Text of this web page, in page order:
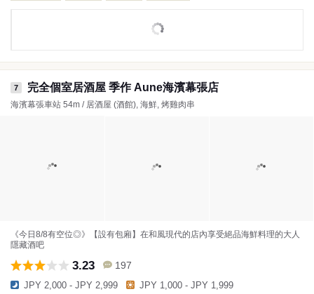
7 完全個室居酒屋 季作 Aune海濱幕張店
海濱幕張車站 54m / 居酒屋 (酒館), 海鮮, 烤雞肉串
《今日8/8有空位◎》【設有包廂】在和風現代的店內享受絕品海鮮料理的大人
隱藏酒吧
3.23 197
JPY 2,000 - JPY 2,999 JPY 1,000 - JPY 1,999